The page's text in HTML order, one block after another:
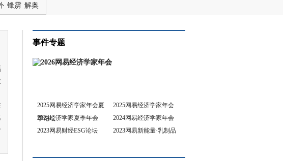
锋雳 解奥
事件专题
2025网易经济学家年会夏
季论坛
2025网易经济学家年会
2024经济学家夏季年会
2024网易经济学家年会
2023网易财经ESG论坛
2023网易新能量·乳制品